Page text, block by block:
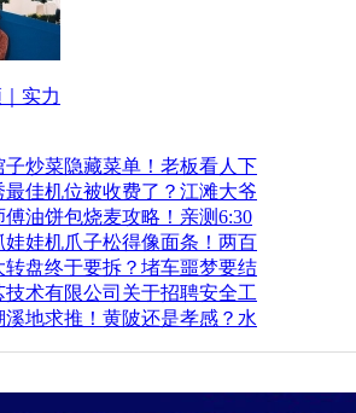
实力
子炒菜隐藏菜单！老板看人下
最佳机位被收费了？江滩大爷
油饼包烧麦攻略！亲测6:30
娃娃机爪子松得像面条！两百
转盘终于要拆？堵车噩梦要结
技术有限公司关于招聘安全工
溪地求推！黄陂还是孝感？水